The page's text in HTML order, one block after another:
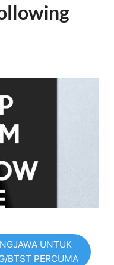
UNTUK
BTST PERCUMA